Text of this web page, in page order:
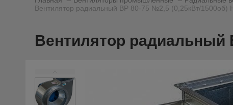
Вентилятор радиальный ВР 80-75 №2,5 (0,25кВт/1500об)
Вентилятор радиальный